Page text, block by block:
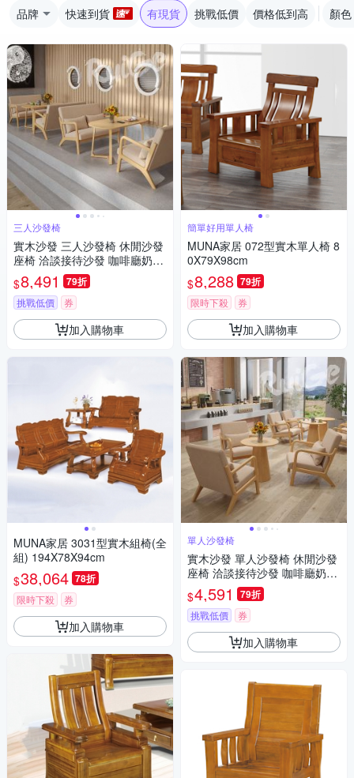
品牌 快速到貨 有現貨 挑戰低價 價格低到高 顏色
三人沙發椅
實木沙發 三人沙發椅 休閒沙發
座椅 洽談接待沙發 咖啡廳奶茶
店民宿餐廳椅
$8,491 79折
挑戰低價 券
加入購物車
MUNA家居 3031型實木組椅(全
組) 194X78X94cm
$38,064 78折
限時下殺 券
加入購物車
簡單好用單人椅
MUNA家居 072型實木單人椅 8
0X79X98cm
$8,288 79折
限時下殺 券
加入購物車
單人沙發椅
實木沙發 單人沙發椅 休閒沙發
座椅 洽談接待沙發 咖啡廳奶茶
店民宿餐廳椅
$4,591 79折
挑戰低價 券
加入購物車